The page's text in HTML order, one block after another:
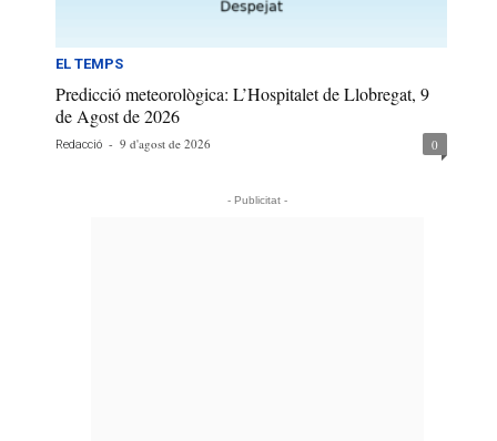
EL TEMPS
Predicció meteorològica: L’Hospitalet de Llobregat, 9
de Agost de 2026
Redacció - 9 d'agost de 2026 0
- Publicitat -